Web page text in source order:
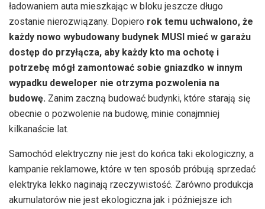
ładowaniem auta mieszkając w bloku jeszcze długo
zostanie nierozwiązany. Dopiero rok temu uchwalono, że
każdy nowo wybudowany budynek MUSI mieć w garażu
dostęp do przyłącza, aby każdy kto ma ochotę i
potrzebę mógł zamontować sobie gniazdko w innym
wypadku deweloper nie otrzyma pozwolenia na
budowę. Zanim zaczną budować budynki, które starają się
obecnie o pozwolenie na budowę, minie conajmniej
kilkanaście lat.
Samochód elektryczny nie jest do końca taki ekologiczny, a
kampanie reklamowe, które w ten sposób próbują sprzedać
elektryka lekko naginają rzeczywistość. Zarówno produkcja
akumulatorów nie jest ekologiczna jak i późniejsze ich